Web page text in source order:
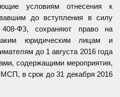
условиям отнесения к
до вступления в силу
ФЗ, сохраняют право на
юридическим лицам и
до 1 августа 2016 года
содержащими мероприятия,
в срок до 31 декабря 2016